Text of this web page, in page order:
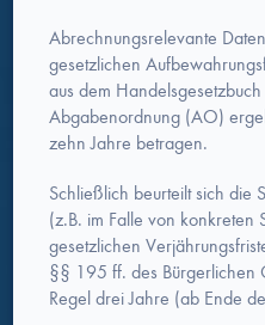
Abrechnungsrelevante
gesetzlichen
aus dem
Abgabenordnung (AO)
zehn Jahre betragen.
Schließlich beurteilt sich die
(z.B. im Falle von konkreten
gesetzlichen
§§ 195 ff. des Bürgerlichen
Regel drei Jahre (ab Ende